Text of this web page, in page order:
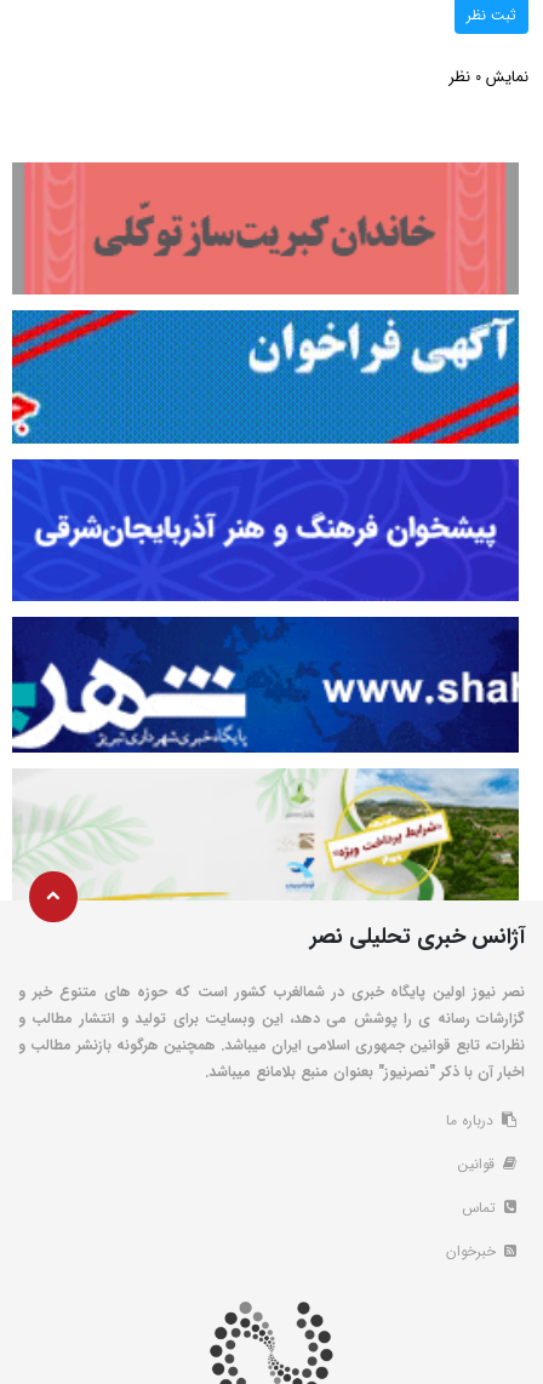
ثبت نظر
نمایش 0 نظر
آژانس خبری تحلیلی نصر
نصر نیوز اولین پایگاه خبری در شمالغرب کشور است که حوزه های متنوع خبر و
گزارشات رسانه ی را پوشش می دهد، این وبسایت برای تولید و انتشار مطالب و
نظرات، تابع قوانین جمهوری اسلامی ایران میباشد. همچنین هرگونه بازنشر مطالب و
اخبار آن با ذکر "نصرنیوز" بعنوان منبع بلامانع میباشد.
درباره ما
قوانین
تماس
خبرخوان